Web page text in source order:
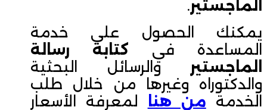
الماجستير.
يمكنك الحصول على خدمة
المساعدة في كتابة رسالة
الماجستير
والرسائل البحثية
والدكتوراه وغيرها من خلال طلب
الخدمة من هنا
لمعرفة الأسعار